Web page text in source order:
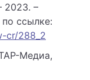
2023. –
ссылке:
cr/288_2
Медиа,